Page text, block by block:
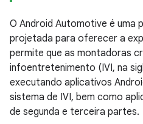
O Android Automotive é uma
projetada para oferecer a
permite que as montadoras
infoentretenimento (IVI, na
executando aplicativos
sistema de IVI, bem como
de segunda e terceira partes.